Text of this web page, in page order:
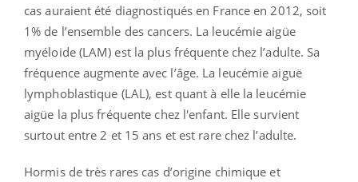
cas auraient été diagnostiqués en France en 2012, soit
1% de l’ensemble des cancers. La leucémie aigüe
myéloide (LAM) est la plus fréquente chez l’adulte. Sa
fréquence augmente avec l’âge. La leucémie aiguë
lymphoblastique (LAL), est quant à elle la leucémie
aigüe la plus fréquente chez l'enfant. Elle survient
surtout entre 2 et 15 ans et est rare chez l’adulte.
Hormis de très rares cas d’origine chimique et